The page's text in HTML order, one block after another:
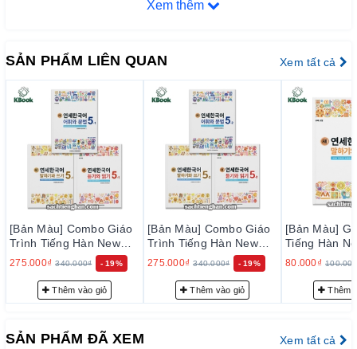
trúc ngữ pháp tiếng Hàn. Các bài tập trong cuốn sách này giúp
ƯU ĐIỂM CỦA SÁCH
Cấu trúc rõ ràng và dễ hiểu: Giáo trình New Yonsei
được chia thành các tập và mỗi tập lại được chia thành
3 cuốn, bao gồm nghe nói, đọc viết, từ vựng ngữ pháp.
Các bài học được thiết kế rõ ràng và dễ hiểu để giúp
học sinh dễ dàng tiếp cận và học tập.
Phù hợp với nhiều trình độ: Giáo trình New Yonsei có
nhiều tập, từ cơ bản đến nâng cao, phù hợp với nhiều
trình độ của học sinh. Đồng thời, giáo trình này cũng
cung cấp các tài liệu học tập cho các kỹ năng khác
nhau như kỹ năng nghe, nói, đọc và viết.
Nội dung đa dạng và thú vị: Giáo trình New Yonsei cung
cấp nhiều nội dung học tập khác nhau, từ văn phạm
sinh có thể học được nhiều chủ đề khác nhau và được
Xem thêm
SẢN PHẨM LIÊN QUAN Xem tất cả
[Bản Màu] Combo Giáo
Trình Tiếng Hàn New
Yonsei Korean 5-1 - 새
275.000₫ 340.000₫ - 19%
Thêm vào giỏ
[Bản Màu] Combo Giáo
Trình Tiếng Hàn New
Yonsei Korean 5-2 - 새
275.000₫ 340.000₫ - 19%
Thêm vào giỏ
[Bản Màu]
Tiếng Hàn
Korean Nói
기 4-1
80.000₫
Thêm
SẢN PHẨM ĐÃ XEM Xem tất cả